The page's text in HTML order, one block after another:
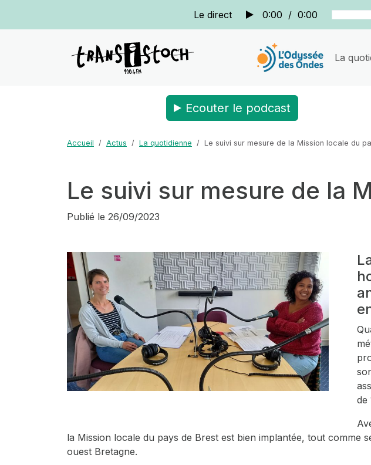
Le direct 0:00 / 0:00
La
Ecouter le podcast
Accueil Actus La quotidienne Le suivi sur mesure de la Mission locale du
Le suivi sur mesure de la
Publié le 26/09/2023
de
la Mission locale du pays de Brest est bien implantée, tout
ouest Bretagne.